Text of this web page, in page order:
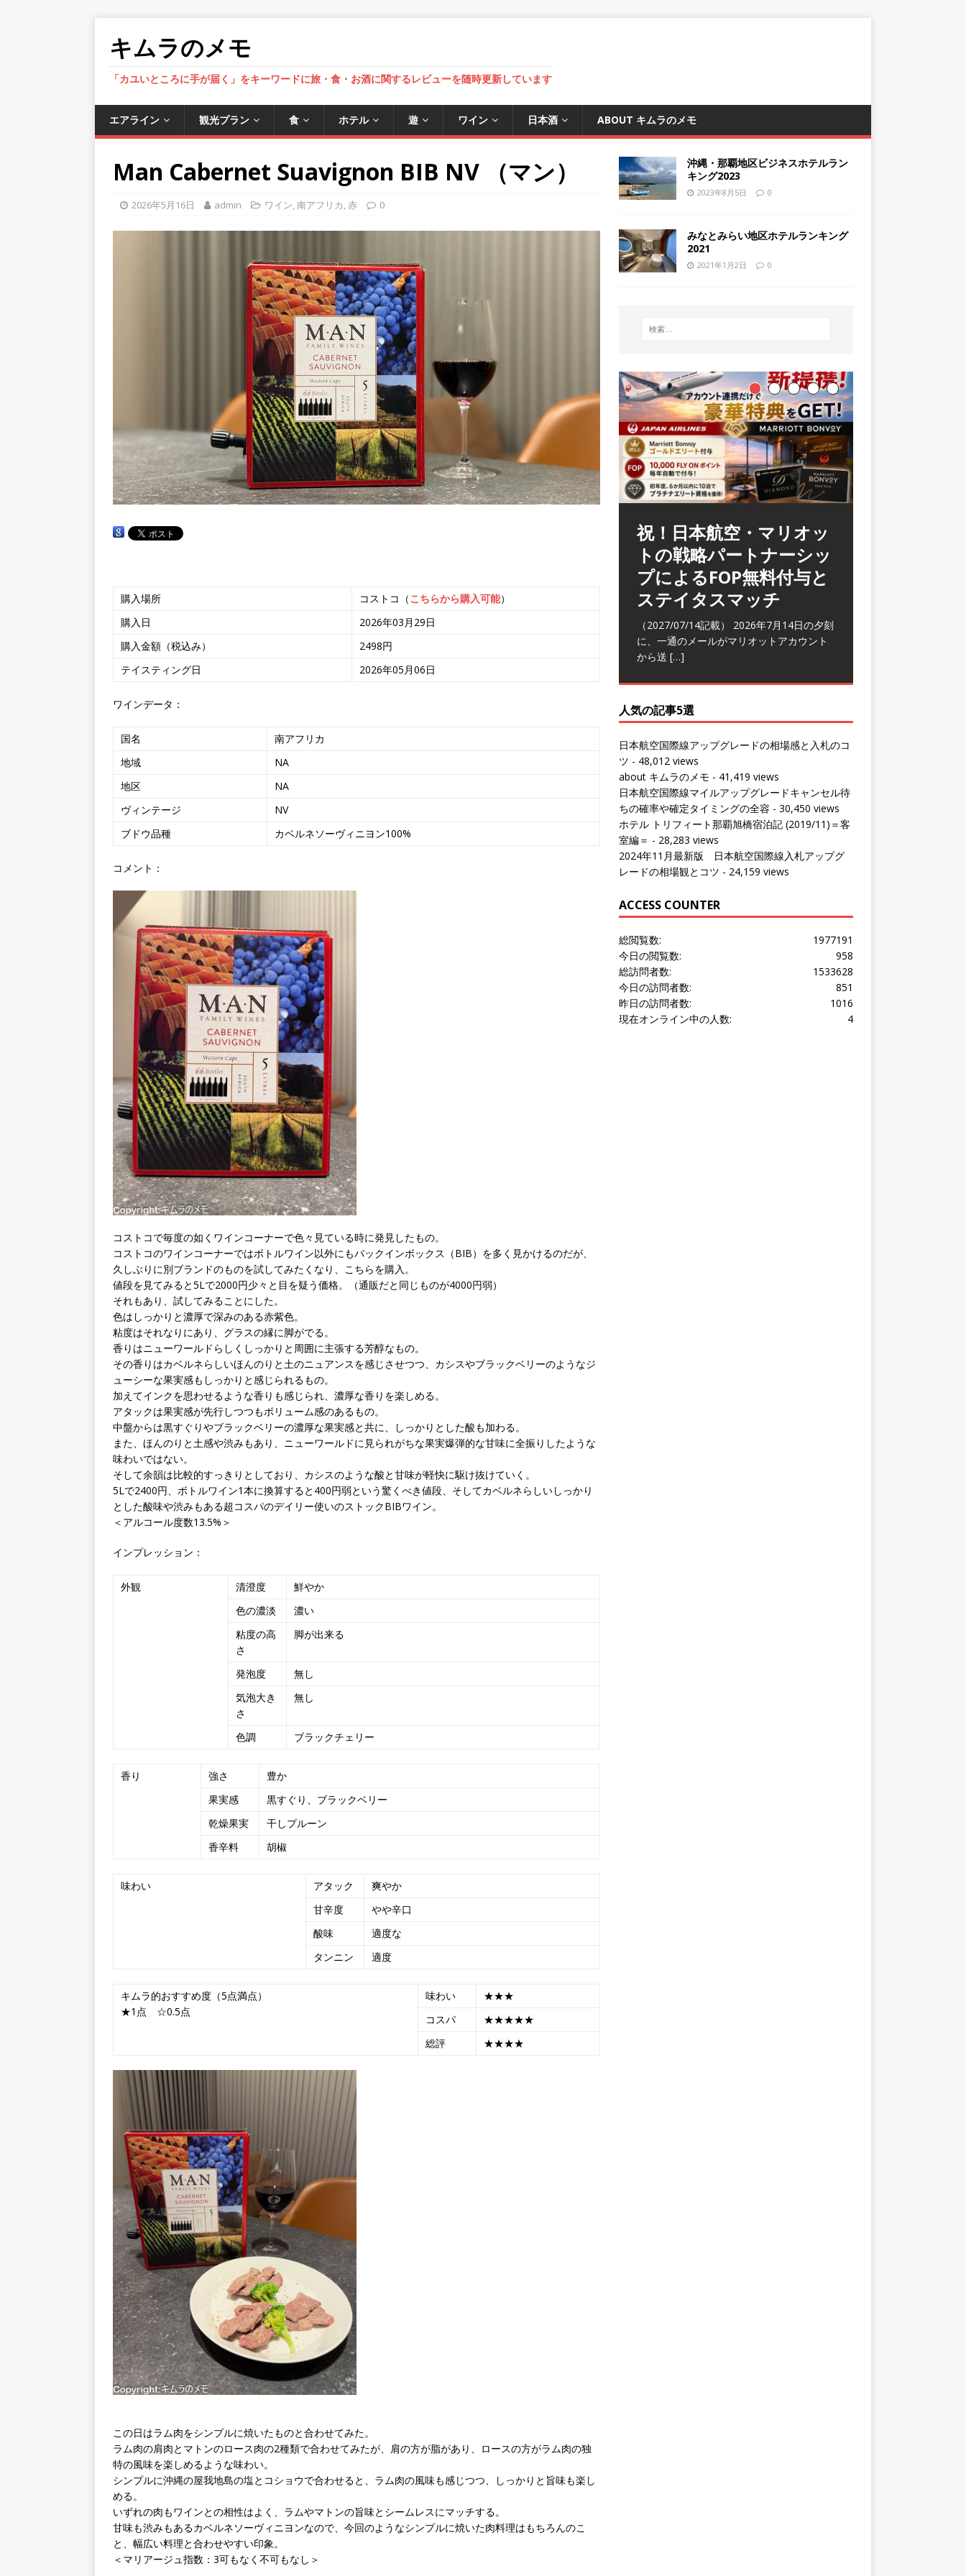
キムラのメモ
「カユいところに手が届く」をキーワードに旅・食・お酒に関するレビューを随時更新しています
エアライン 観光プラン 食 ホテル 遊 ワイン 日本酒 ABOUT キムラのメモ
Man Cabernet Suavignon BIB NV （マン）
2026年5月16日 admin ワイン,南アフリカ,赤 0
購入場所 コストコ（こちらから購入可能）
購入日
2026年03月29日
購入金額（税込み）
2498円
テイスティング日
2026年05月06日
ワインデータ：
国名
南アフリカ
地域
NA
地区
NA
ヴィンテージ
NV
ブドウ品種
カベルネソーヴィニヨン100%
コメント：
コストコで毎度の如くワインコーナーで色々見ている時に発見したもの。
コストコのワインコーナーではボトルワイン以外にもバックインボックス（BIB）を多く見かけるのだが、
久しぶりに別ブランドのものを試してみたくなり、こちらを購入。
値段を見てみると5Lで2000円少々と目を疑う価格。（通販だと同じものが4000円弱）
それもあり、試してみることにした。
色はしっかりと濃厚で深みのある赤紫色。
粘度はそれなりにあり、グラスの縁に脚がでる。
香りはニューワールドらしくしっかりと周囲に主張する芳醇なもの。
その香りはカベルネらしいほんのりと土のニュアンスを感じさせつつ、カシスやブラックベリーのようなジ
ューシーな果実感もしっかりと感じられるもの。
加えてインクを思わせるような香りも感じられ、濃厚な香りを楽しめる。
アタックは果実感が先行しつつもボリューム感のあるもの。
中盤からは黒すぐりやブラックベリーの濃厚な果実感と共に、しっかりとした酸も加わる。
また、ほんのりと土感や渋みもあり、ニューワールドに見られがちな果実爆弾的な甘味に全振りしたような
味わいではない。
そして余韻は比較的すっきりとしており、カシスのような酸と甘味が軽快に駆け抜けていく。
5Lで2400円、ボトルワイン1本に換算すると400円弱という驚くべき値段、そしてカベルネらしいしっかり
とした酸味や渋みもある超コスパのデイリー使いのストックBIBワイン。
＜アルコール度数13.5%＞
インプレッション：
外観 清澄度
鮮やか
色の濃淡
濃い
粘度の高
さ
脚が出来る
発泡度
無し
気泡大き
さ
無し
色調 ブラックチェリー
香り 強さ
豊か
果実感
黒すぐり、ブラックベリー
乾燥果実
干しプルーン
香辛料
胡椒
味わい アタック
爽やか
甘辛度
やや辛口
酸味
適度な
タンニン
適度
キムラ的おすすめ度（5点満点）
★1点 ☆0.5点
味わい
★★★
コスパ
★★★★★
総評
★★★★
この日はラム肉をシンプルに焼いたものと合わせてみた。
ラム肉の肩肉とマトンのロース肉の2種類で合わせてみたが、肩の方が脂があり、ロースの方がラム肉の独
特の風味を楽しめるような味わい。
シンプルに沖縄の屋我地島の塩とコショウで合わせると、ラム肉の風味も感じつつ、しっかりと旨味も楽し
める。
いずれの肉もワインとの相性はよく、ラムやマトンの旨味とシームレスにマッチする。
甘味も渋みもあるカベルネソーヴィニヨンなので、今回のようなシンプルに焼いた肉料理はもちろんのこ
と、幅広い料理と合わせやすい印象。
＜マリアージュ指数：3可もなく不可もなし＞
沖縄・那覇地区ビジネスホテルラン
キング2023
2023年8月5日 0
みなとみらい地区ホテルランキング
2021
2021年1月2日 0
ラウンジ 華 那覇空港
(2026/05)
（2026/06/07記載） 2026年5月下旬の平日
に那覇を訪れた際に利用した。 こちらのラ
ウンジ
[…]
人気の記事5選
ツ- 48,012 views
日本航空国際線マイルアップグレードキャンセル待
ちの確率や確定タイミングの全容
ホテル トリフィート那覇旭橋宿泊記 (2019/11)＝客
室編＝- 28,283 views
2024年11月最新版 日本航空国際線入札アップグ
レードの相場観とコツ- 24,159 views
ACCESS COUNTER
今日の閲覧数:
851
今日の訪問者数:
1016
昨日の訪問者数:
4
現在オンライン中の人数: